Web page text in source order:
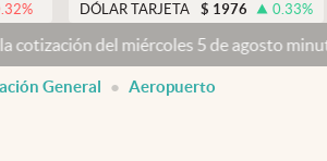
México
$ 1976 0.33% DÓLAR MEP
5 de agosto minuto a minutoDólar
General Aeropuerto